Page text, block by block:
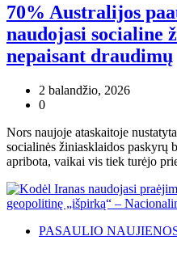
70% Australijos
naudojasi socialine
nepaisant draudimų
2 balandžio, 2026
0
Nors naujoje ataskaitoje
socialinės žiniasklaidos paskyrų
apribota, vaikai vis tiek turėjo
PASAULIO